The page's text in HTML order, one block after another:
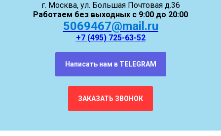
г. Москва, ул. Большая Почтовая д.36
Работаем без выходных с 9:00 до 20:00
5069467@mail.ru
+7 (495) 725-63-52
Написать нам в TELEGRAM
ЗАКАЗАТЬ ЗВОНОК